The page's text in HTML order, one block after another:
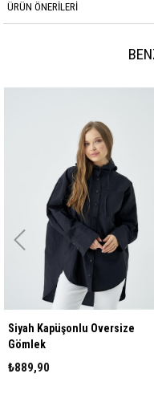
ÜRÜN ÖNERILERI
Siyah Kapüşonlu Oversize
Gömlek
₺889,90